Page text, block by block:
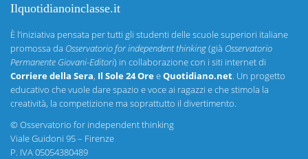
Ilquotidianoinclasse.it
È l’iniziativa pensata per tutti gli studenti delle scuole superiori italiane
promossa da Osservatorio for independent thinking(già Osservatorio
Permanente Giovani-Editori) in collaborazione con i siti internet di
Corriere della Sera, Il Sole 24 OreeQuotidiano.net. Un progetto
educativo che vuole dare spazio e voce ai ragazzi e che stimola la
creatività, la competizione ma soprattutto il divertimento.
©Osservatorio for independent thinking
Viale Guidoni 95 – Firenze
P. IVA 05054380489